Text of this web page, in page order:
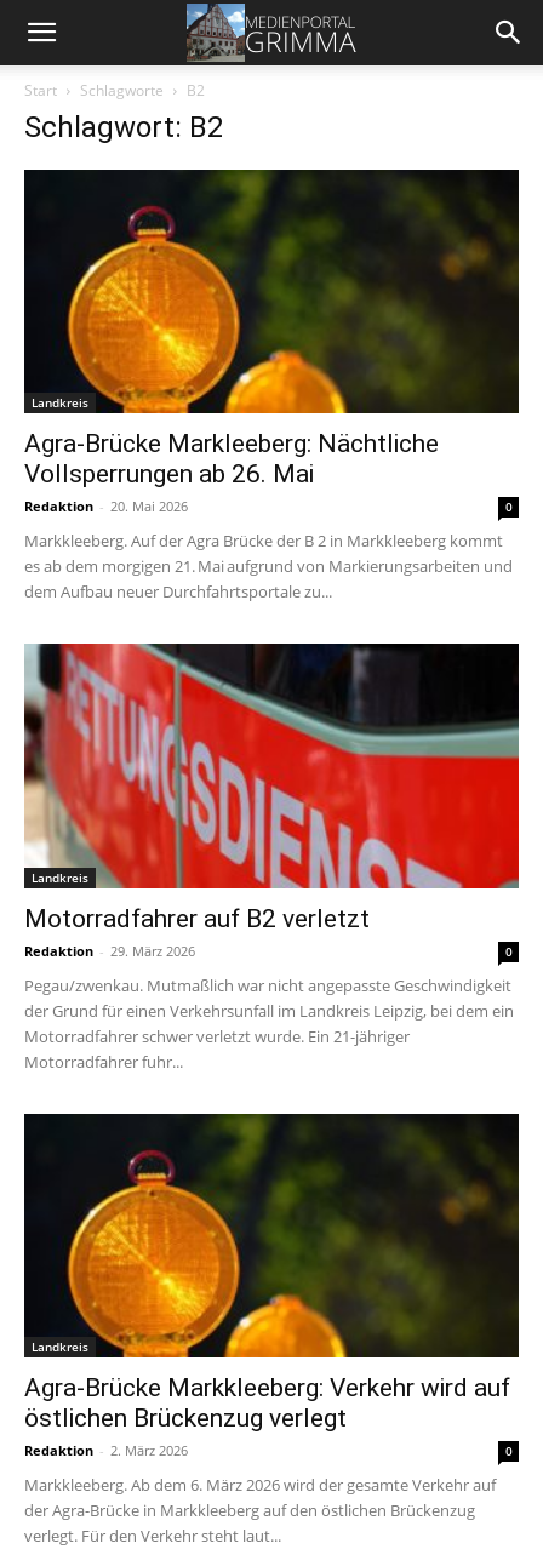
Start Schlagworte B2
Schlagwort: B2
Landkreis
Agra-Brücke Markleeberg: Nächtliche
Vollsperrungen ab 26. Mai
Redaktion - 20. Mai 2026 0
Markkleeberg. Auf der Agra Brücke der B 2 in Markkleeberg kommt
es ab dem morgigen 21. Mai aufgrund von Markierungsarbeiten und
dem Aufbau neuer Durchfahrtsportale zu...
Landkreis
Motorradfahrer auf B2 verletzt
Redaktion - 29. März 2026 0
Pegau/zwenkau. Mutmaßlich war nicht angepasste Geschwindigkeit
der Grund für einen Verkehrsunfall im Landkreis Leipzig, bei dem ein
Motorradfahrer schwer verletzt wurde. Ein 21-jähriger
Motorradfahrer fuhr...
Landkreis
Agra-Brücke Markkleeberg: Verkehr wird auf
östlichen Brückenzug verlegt
Redaktion - 2. März 2026 0
Markkleeberg. Ab dem 6. März 2026 wird der gesamte Verkehr auf
der Agra-Brücke in Markkleeberg auf den östlichen Brückenzug
verlegt. Für den Verkehr steht laut...